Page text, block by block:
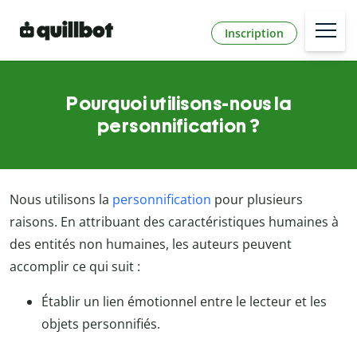
Inscription
Pourquoi utilisons-nous la
personnification ?
Nous utilisons la personnification pour plusieurs
raisons. En attribuant des caractéristiques humaines à
des entités non humaines, les auteurs peuvent
accomplir ce qui suit :
Établir un lien émotionnel entre le lecteur et les
objets personnifiés.